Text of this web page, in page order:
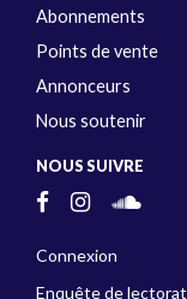
Abonnements
Points de vente
Annonceurs
Nous soutenir
NOUS SUIVRE
Connexion
Enquête de lectorat